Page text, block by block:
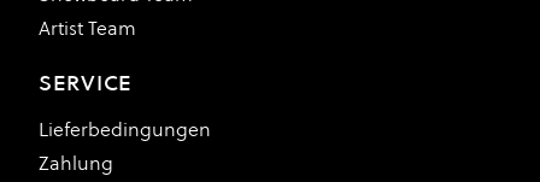
Artist Team
SERVICE
Lieferbedingungen
Zahlung